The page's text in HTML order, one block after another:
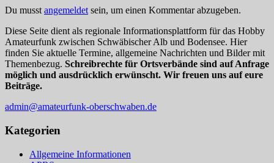
Du musst angemeldet sein, um einen Kommentar abzugeben.
Diese Seite dient als regionale Informationsplattform für das Hobby
Amateurfunk zwischen Schwäbischer Alb und Bodensee. Hier
finden Sie aktuelle Termine, allgemeine Nachrichten und Bilder mit
Themenbezug. Schreibrechte für Ortsverbände sind auf Anfrage
möglich und ausdrücklich erwünscht. Wir freuen uns auf eure
Beiträge.
admin@amateurfunk-oberschwaben.de
Kategorien
Allgemeine Informationen